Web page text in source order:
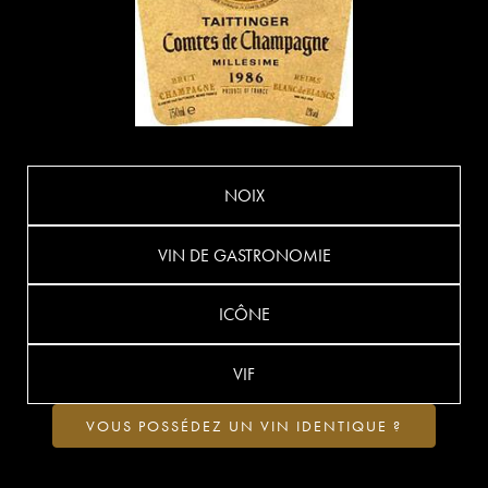
NOIX
VIN DE GASTRONOMIE
ICÔNE
VIF
VOUS POSSÉDEZ UN VIN IDENTIQUE ?